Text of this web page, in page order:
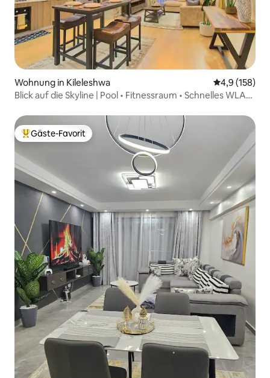
Wohnung in Kileleshwa
4,9 (158)
Blick auf die Skyline | Pool • Fitnessraum • Schnelles WLAN
Beliebter Gäste-Favorit.
Gäste-Favorit